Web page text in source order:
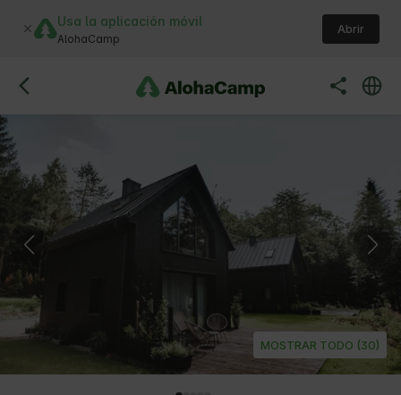
Usa la aplicación móvil
AlohaCamp
Abrir
MOSTRAR TODO (30)